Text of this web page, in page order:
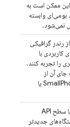
ممکن است به
بومی‌ای وابسته
دستگاه‌های مجازی Nexus و Pixel از رندر گرافیکی
کاربردی با
را تجربه کنند.
جای آن از
SmallPhone.arm، MediumPhone.arm یا
OpenGL ES 3.x در دستگاه‌هایی با سطح API
دستگاه‌های جدیدتر